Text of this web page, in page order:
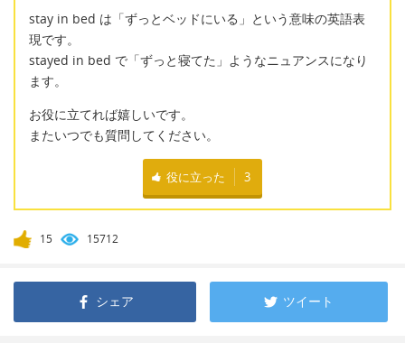
stay in bed は「ずっとベッドにいる」という意味の英語表
現です。
stayed in bed で「ずっと寝てた」ようなニュアンスになり
ます。
お役に立てれば嬉しいです。
またいつでも質問してください。
役に立った 3
15 15712
シェア ツイート